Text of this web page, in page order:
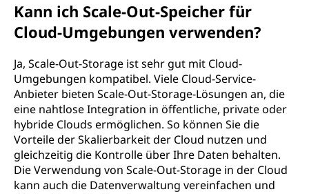
Kann ich Scale-Out-Speicher für
Cloud-Umgebungen verwenden?
Ja, Scale-Out-Storage ist sehr gut mit Cloud-
Umgebungen kompatibel. Viele Cloud-Service-
Anbieter bieten Scale-Out-Storage-Lösungen an, die
eine nahtlose Integration in öffentliche, private oder
hybride Clouds ermöglichen. So können Sie die
Vorteile der Skalierbarkeit der Cloud nutzen und
gleichzeitig die Kontrolle über Ihre Daten behalten.
Die Verwendung von Scale-Out-Storage in der Cloud
kann auch die Datenverwaltung vereinfachen und